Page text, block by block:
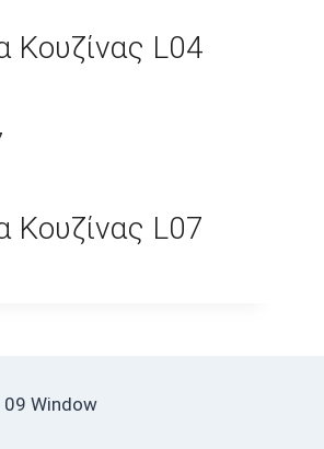
Κουζίνας L04
Κουζίνας L07